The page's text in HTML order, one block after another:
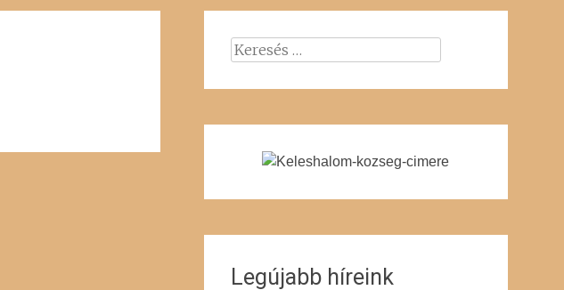
Keresés:
Legújabb híreink